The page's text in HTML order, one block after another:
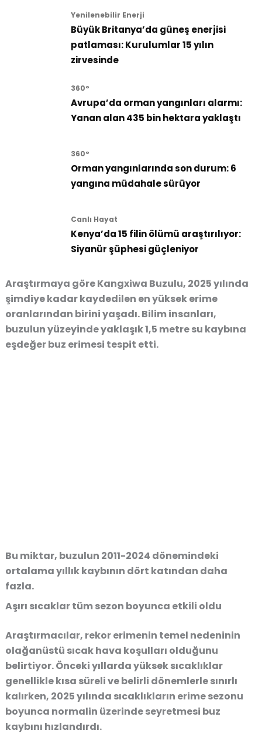
Yenilenebilir Enerji
Büyük Britanya’da güneş enerjisi
patlaması: Kurulumlar 15 yılın
zirvesinde
360°
Avrupa’da orman yangınları alarmı:
Yanan alan 435 bin hektara yaklaştı
360°
Orman yangınlarında son durum: 6
yangına müdahale sürüyor
Canlı Hayat
Kenya’da 15 filin ölümü araştırılıyor:
Siyanür şüphesi güçleniyor
Araştırmaya göre Kangxiwa Buzulu, 2025 yılında
şimdiye kadar kaydedilen en yüksek erime
oranlarından birini yaşadı. Bilim insanları,
buzulun yüzeyinde yaklaşık 1,5 metre su kaybına
eşdeğer buz erimesi tespit etti.
Bu miktar, buzulun 2011-2024 dönemindeki
ortalama yıllık kaybının dört katından daha
fazla.
Aşırı sıcaklar tüm sezon boyunca etkili oldu
Araştırmacılar, rekor erimenin temel nedeninin
olağanüstü sıcak hava koşulları olduğunu
belirtiyor. Önceki yıllarda yüksek sıcaklıklar
genellikle kısa süreli ve belirli dönemlerle sınırlı
kalırken, 2025 yılında sıcaklıkların erime sezonu
boyunca normalin üzerinde seyretmesi buz
kaybını hızlandırdı.